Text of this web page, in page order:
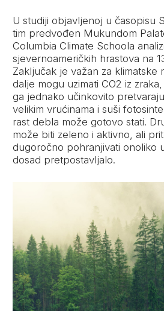
U studiji objavljenoj u časopisu
tim predvođen Mukundom
Columbia Climate Schoola
sjevernoameričkih hrastova na
Zaključak je važan za klimatske
dalje mogu uzimati CO2 iz
ga jednako učinkovito
velikim vrućinama i suši
rast debla može gotovo stati.
može biti zeleno i aktivno, ali
dugoročno pohranjivati onoliko
dosad pretpostavljalo.